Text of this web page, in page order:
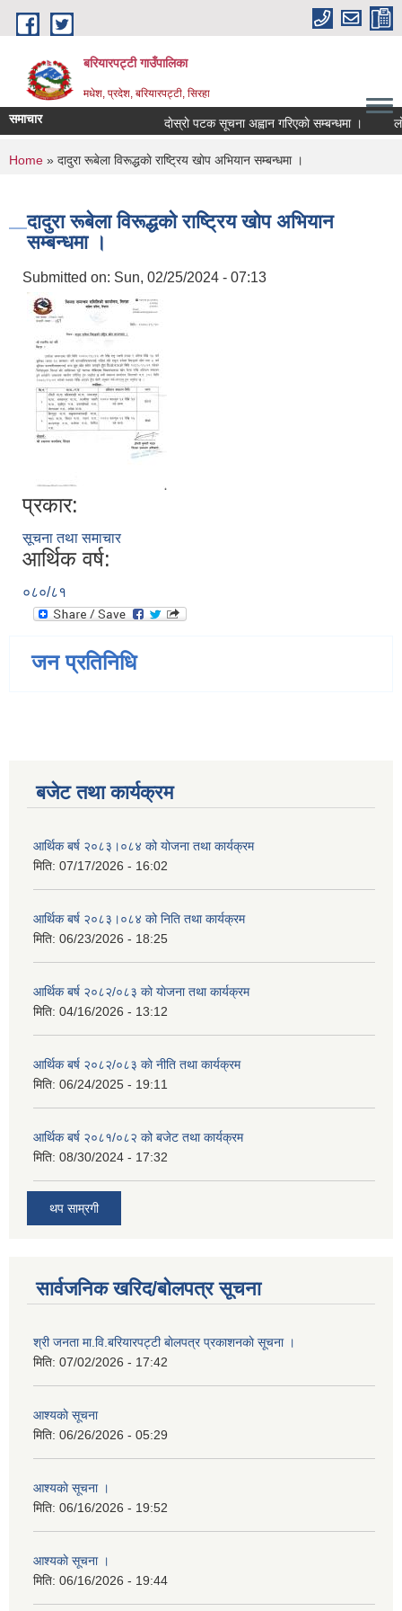
Skip to main content
बरियारपट्टी गाउँपालिका
मधेश, प्रदेश, बरियारपट्टी, सिरहा
समाचार दाेस्राे पटक सूचना अह्वान गरिएकाे सम्बन्धमा ।
You are here
Home » दादुरा रूबेला विरूद्धकाे राष्ट्रिय खाेप अभियान सम्बन्धमा ।
दादुरा रूबेला विरूद्धकाे राष्ट्रिय खाेप अभियान
सम्बन्धमा ।
Submitted on: Sun, 02/25/2024 - 07:13
प्रकार:
सूचना तथा समाचार
आर्थिक वर्ष:
०८०/८१
जन प्रतिनिधि
बजेट तथा कार्यक्रम
आर्थिक बर्ष २०८३।०८४ को योजना तथा कार्यक्रम
मिति: 07/17/2026 - 16:02
आर्थिक बर्ष २०८३।०८४ को निति तथा कार्यक्रम
मिति: 06/23/2026 - 18:25
आर्थिक बर्ष २०८२/०८३ काे याेजना तथा कार्यक्रम
मिति: 04/16/2026 - 13:12
आर्थिक बर्ष २०८२/०८३ काे नीति तथा कार्यक्रम
मिति: 06/24/2025 - 19:11
आर्थिक बर्ष २०८१/०८२ को बजेट तथा कार्यक्रम
मिति: 08/30/2024 - 17:32
थप साम्रगी
सार्वजनिक खरिद/बोलपत्र सूचना
श्री जनता मा.वि.बरियारपट्टी बाेलपत्र प्रकाशनकाे सूचना ।
मिति: 07/02/2026 - 17:42
आश्यकाे सूचना
मिति: 06/26/2026 - 05:29
आश्यकाे सूचना ।
मिति: 06/16/2026 - 19:52
आश्यकाे सूचना ।
मिति: 06/16/2026 - 19:44